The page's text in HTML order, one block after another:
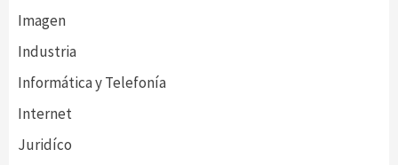
Imagen
Industria
Informática y Telefonía
Internet
Juridíco